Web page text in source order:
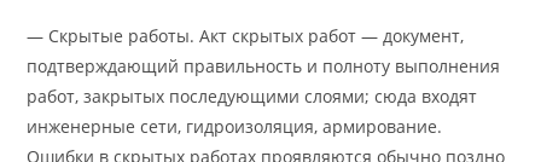
— Скрытые работы. Акт скрытых работ — документ,
подтверждающий правильность и полноту выполнения
работ, закрытых последующими слоями; сюда входят
инженерные сети, гидроизоляция, армирование.
Ошибки в скрытых работах проявляются обычно поздно